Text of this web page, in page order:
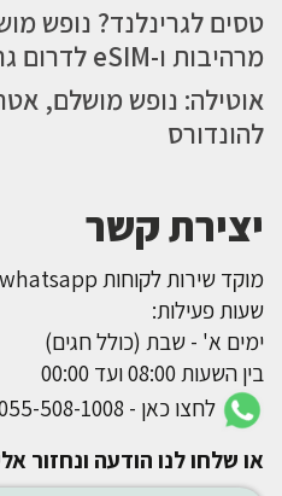
טסים לגרינלנד? נופש
מרהיבות ו-eSIM לדרום גרינלנד
להונדורס
יצירת קשר
מוקד שירות לקוחות whatsapp
שעות פעילות:
ימים א' - שבת (כולל חגים)
בין השעות 08:00 ועד 00:00
לחצו כאן - 055-508-1008
או שלחו לנו הודעה ונחזור